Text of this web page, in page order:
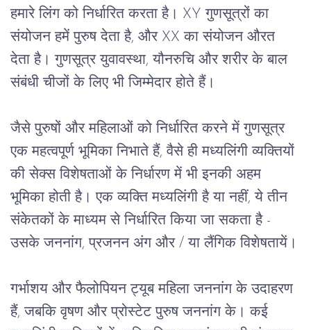
हमारे लिंग को निर्धारित करता है। XY गुणसूत्रों का
संयोजन हमें पुरुष देता है, और XX का संयोजन औरत
देता है। गुणसूत्र युवावस्था, यौनरुचि और शरीर के बाल
संबंधी चीजों के लिए भी जिम्मेदार होते हैं।
जैसे पुरुषों और महिलाओं को निर्धारित करने में गुणसूत्र
एक महत्वपूर्ण भूमिका निभाते हैं, वैसे ही मध्यलिंगी व्यक्तियों
की सेक्स विशेषताओं के निर्धारण में भी इनकी अहम
भूमिका होती है। एक व्यक्ति मध्यलिंगी है या नहीं, ये तीन
संकेतकों के माध्यम से निर्धारित किया जा सकता है -
उसके जननांग, प्रजनन अंग और / या लैंगिक विशेषतायें।
गर्भाशय और फैलोपियन ट्यूब महिला जननांग के उदाहरण
हैं, जबकि वृषण और प्रोस्टेट पुरुष जननांग के। कई